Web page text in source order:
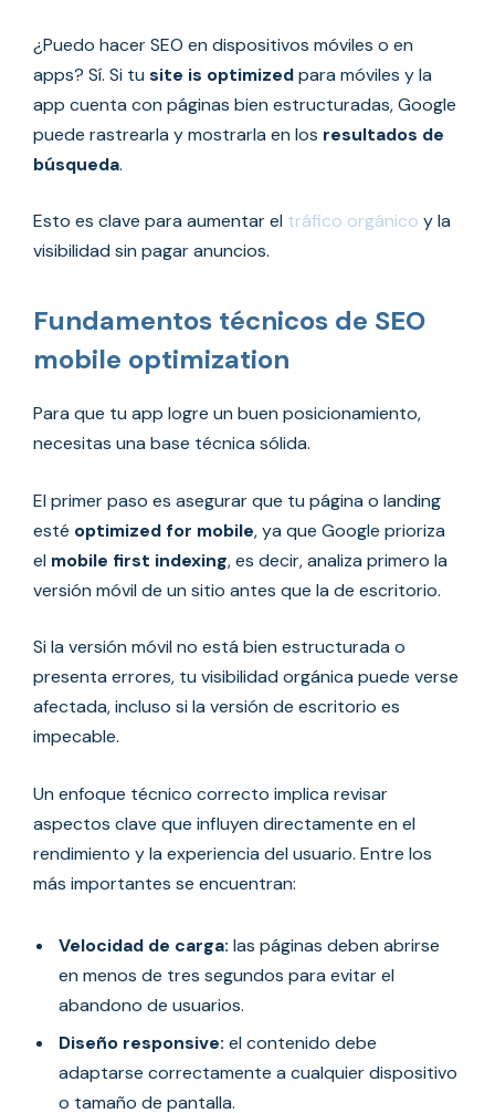
¿Puedo hacer SEO en dispositivos móviles o en
apps? Sí. Si tu site is optimizedpara móviles y la
app cuenta con páginas bien estructuradas, Google
puede rastrearla y mostrarla en los resultados de
búsqueda.
Esto es clave para aumentar el tráfico orgánico y la
visibilidad sin pagar anuncios.
Fundamentos técnicos de SEO
mobile optimization
Para que tu app logre un buen posicionamiento,
necesitas una base técnica sólida.
El primer paso es asegurar que tu página o landing
esté optimized for mobile, ya que Google prioriza
el mobile first indexing, es decir, analiza primero la
versión móvil de un sitio antes que la de escritorio.
Si la versión móvil no está bien estructurada o
presenta errores, tu visibilidad orgánica puede verse
afectada, incluso si la versión de escritorio es
impecable.
Un enfoque técnico correcto implica revisar
aspectos clave que influyen directamente en el
rendimiento y la experiencia del usuario. Entre los
más importantes se encuentran:
Velocidad de carga: las páginas deben abrirse
en menos de tres segundos para evitar el
abandono de usuarios.
Diseño responsive: el contenido debe
adaptarse correctamente a cualquier dispositivo
o tamaño de pantalla.